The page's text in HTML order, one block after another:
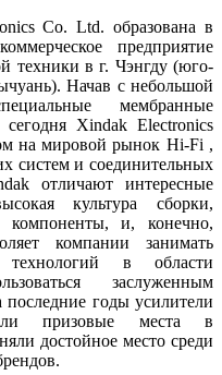
Co. Ltd. образована в
предприятие
техники в г. Чэнгду (юго-
Начав с небольшой
мембранные
сегодня Xindak Electronics
на мировой рынок Hi-Fi ,
систем и соединительных
отличают интересные
культура сборки,
компоненты, и, конечно,
компании занимать
в области
заслуженным
годы усилители
призовые места в
достойное место среди